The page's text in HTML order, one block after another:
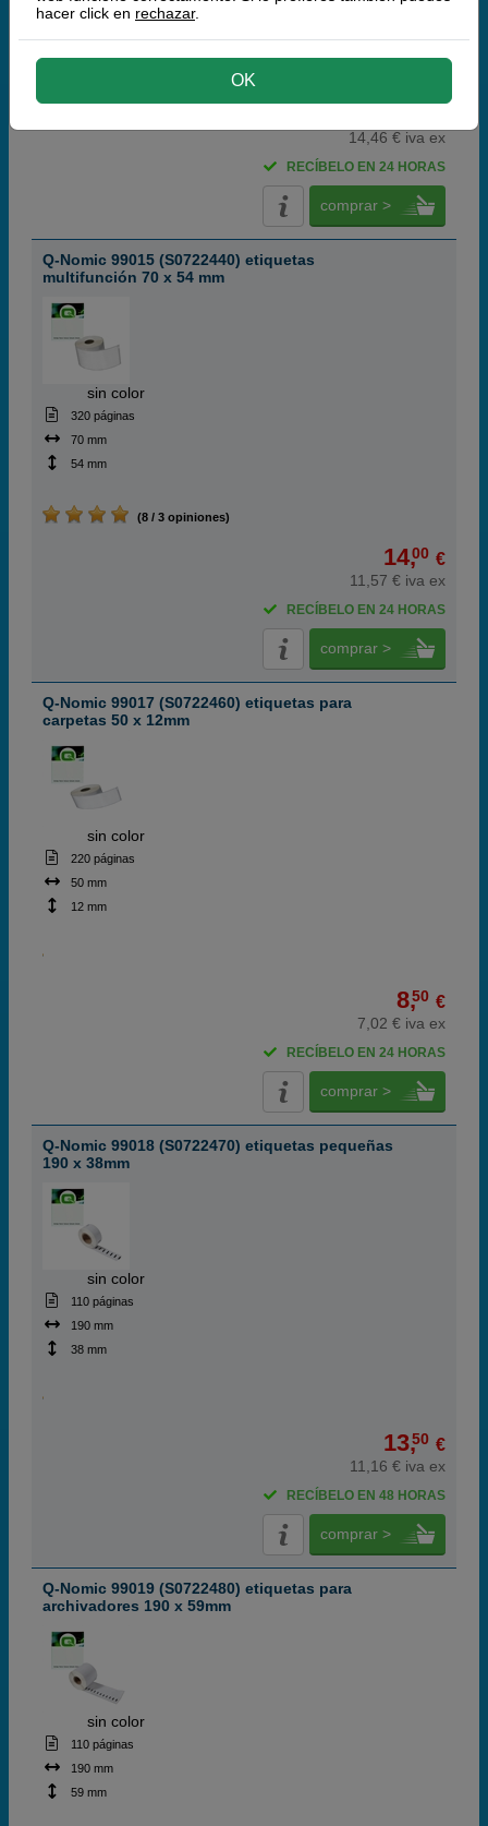
36 mm
(9,5 / 4 opiniones)
14,46 € iva ex
RECÍBELO EN 24 HORAS
comprar >
Q-Nomic 99015 (S0722440) etiquetas
multifunción 70 x 54 mm
sin color
320 páginas
70 mm
54 mm
(8 / 3 opiniones)
14,00 €
11,57 € iva ex
RECÍBELO EN 24 HORAS
comprar >
Q-Nomic 99017 (S0722460) etiquetas para
carpetas 50 x 12mm
sin color
220 páginas
50 mm
12 mm
8,50 €
7,02 € iva ex
RECÍBELO EN 24 HORAS
comprar >
Q-Nomic 99018 (S0722470) etiquetas pequeñas
190 x 38mm
sin color
110 páginas
190 mm
38 mm
13,50 €
11,16 € iva ex
RECÍBELO EN 48 HORAS
comprar >
Q-Nomic 99019 (S0722480) etiquetas para
archivadores 190 x 59mm
sin color
110 páginas
190 mm
59 mm
hacer click en rechazar.
OK